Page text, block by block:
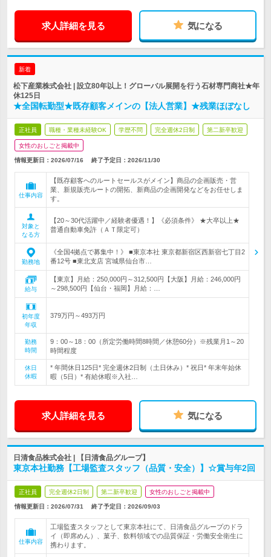
求人詳細を見る 気になる
新着
松下産業株式会社 | 設立80年以上！グローバル展開を行う石材専門商社★年
休125日
★全国転勤型★既存顧客メインの【法人営業】★残業ほぼなし
正社員 職種・業種未経験OK 学歴不問 完全週休2日制 第二新卒歓迎
女性のおしごと掲載中
情報更新日：2026/07/16 終了予定日： 2026/11/30
仕事内容
【既存顧客へのルートセールスがメイン】商品の企画販売・営
業、新規販売ルートの開拓、新商品の企画開発などをお任せしま
す。
対象と
なる方
【20～30代活躍中／経験者優遇！】《必須条件》 ★大卒以上★
普通自動車免許（ＡＴ限定可）
勤務地
《全国4拠点で募集中！》 ■東京本社 東京都新宿区西新宿七丁目2
番12号 ■東北支店 宮城県仙台市…
給与
【東京】月給：250,000円～312,500円【大阪】月給：246,000円
～298,500円【仙台・福岡】月給：…
初年度
年収
379万円～493万円
勤務
時間
9：00～18：00（所定労働時間8時間／休憩60分）※残業月1～20
時間程度
休日
休暇
* 年間休日125日* 完全週休2日制（土日休み）* 祝日* 年末年始休
暇（5日）* 有給休暇※入社…
求人詳細を見る 気になる
日清食品株式会社 | 【日清食品グループ】
東京本社勤務【工場監査スタッフ（品質・安全）】☆賞与年2回
正社員 完全週休2日制 第二新卒歓迎 女性のおしごと掲載中
情報更新日：2026/07/31 終了予定日： 2026/09/03
仕事内容
工場監査スタッフとして東京本社にて、日清食品グループのドラ
イ（即席めん）、菓子、飲料領域での品質保証・労働安全衛生に
携わります。